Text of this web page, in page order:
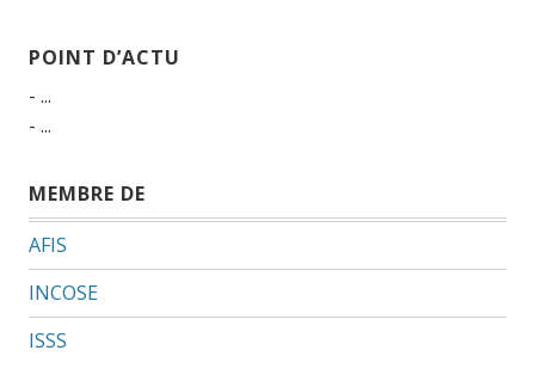
POINT D’ACTU
- ...
- ...
MEMBRE DE
AFIS
INCOSE
ISSS